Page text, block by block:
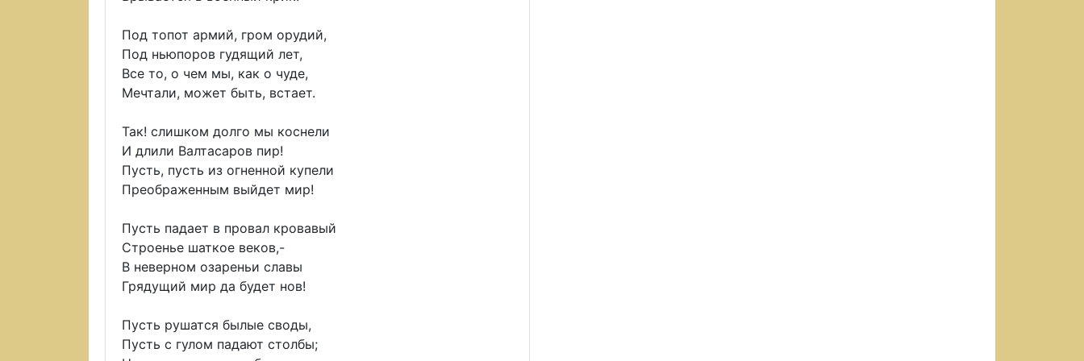
Под топот армий, гром орудий,
Под ньюпоров гудящий лет,
Все то, о чем мы, как о чуде,
Мечтали, может быть, встает.
Так! слишком долго мы коснели
И длили Валтасаров пир!
Пусть, пусть из огненной купели
Преображенным выйдет мир!
Пусть падает в провал кровавый
Строенье шаткое веков,-
В неверном озареньи славы
Грядущий мир да будет нов!
Пусть рушатся былые своды,
Пусть с гулом падают столбы;